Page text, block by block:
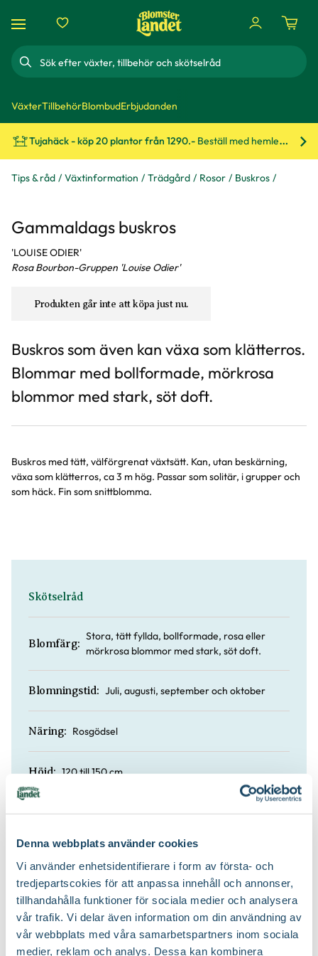
Denna webbplats använder cookies
Vi använder enhetsidentifierare i form av första- och
tredjepartscokies för att anpassa innehåll och annonser,
tillhandahålla funktioner för sociala medier och analysera
vår trafik. Vi delar även information om din användning av
vår webbplats med våra samarbetspartners inom sociala
medier, reklam och analys. Dessa kan kombinera
Sök
VäxterTillbehörBlombudErbjudanden
Tujahäck - köp 20 plantor från 1290.- Beställ med hemleverans!
Tips & råd Växtinformation Trädgård Rosor Buskros
Gammaldags buskros
'LOUISE ODIER'
Rosa Bourbon-Gruppen 'Louise Odier'
Produkten går inte att köpa just nu.
Buskros som även kan växa som klätterros.
Blommar med bollformade, mörkrosa
blommor med stark, söt doft.
Buskros med tätt, välförgrenat växtsätt. Kan, utan beskärning,
växa som klätterros, ca 3 m hög. Passar som solitär, i grupper och
som häck. Fin som snittblomma.
Skötselråd
Blomfärg:
Stora, tätt fyllda, bollformade, rosa eller
mörkrosa blommor med stark, söt doft.
Blomningstid: Juli, augusti, september och oktober
Näring: Rosgödsel
Höjd: 120 till 150 cm
Doft: Ja
Jordprodukter:
Växtsätt:
Beskärningstid: På våren